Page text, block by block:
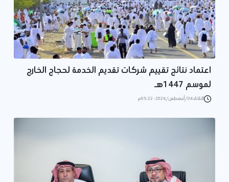
اعتماد نتائج تقييم شركات تقديم الخدمة لحجاج الخارج
لموسم 1447هـ
الثلاثاء 04/أغسطس/2026 - 05:22 م